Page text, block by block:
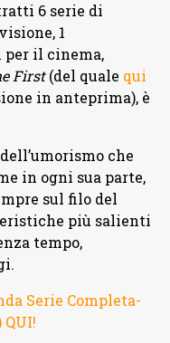
6 serie di
1
per il cinema,
First(del quale qui
in anteprima), è
che
in ogni sua parte,
sul filo del
più salienti
tempo,
Serie Completa-